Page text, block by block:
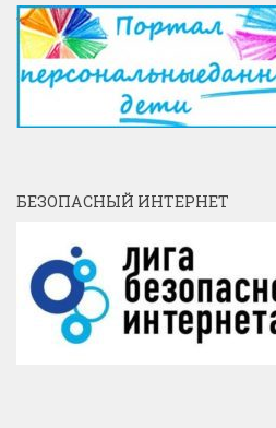
БЕЗОПАСНЫЙ ИНТЕРНЕТ